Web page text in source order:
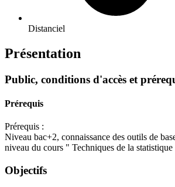
Distanciel
Présentation
Public, conditions d'accès et
Prérequis
Prérequis :
Niveau bac+2, connaissance des outils de
niveau du cours " Techniques de la
Objectifs